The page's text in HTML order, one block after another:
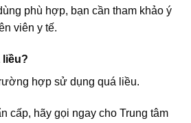
phù hợp, bạn cần tham khảo ý
viên y tế.
liều?
hợp sử dụng quá liều.
cấp, hãy gọi ngay cho Trung tâm